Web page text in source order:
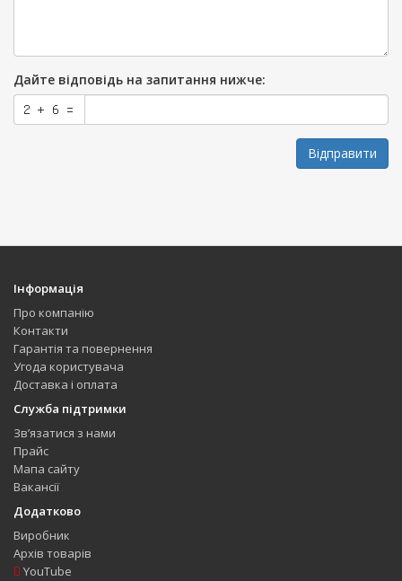
Дайте відповідь на запитання нижче:
Відправити
Інформація
Про компанію
Контакти
Гарантія та повернення
Угода користувача
Доставка і оплата
Служба підтримки
Зв’язатися з нами
Прайс
Мапа сайту
Вакансії
Додатково
Виробник
Архів товарів
YouTube